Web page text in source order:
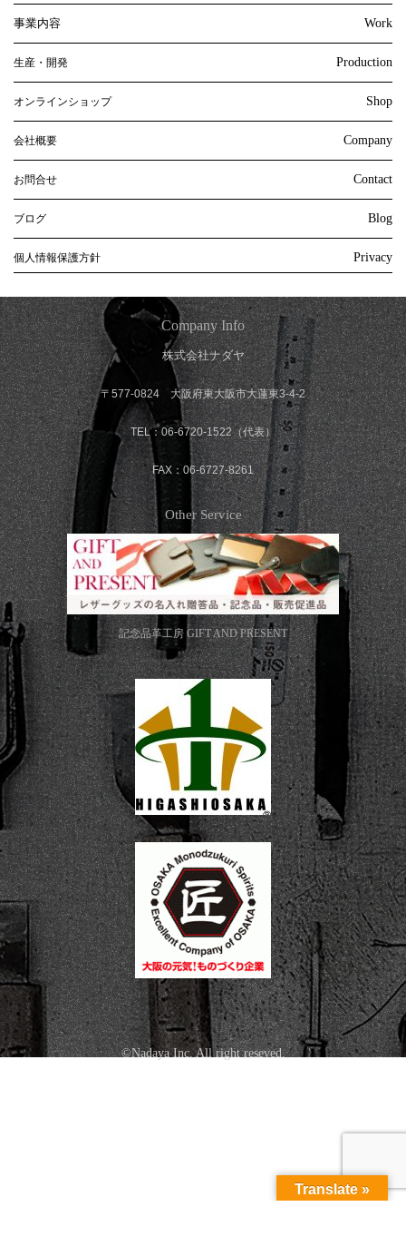
事業内容 Work
生産・開発 Production
オンラインショップ Shop
会社概要 Company
お問合せ Contact
ブログ Blog
個人情報保護方針 Privacy
Company Info
株式会社ナダヤ
〒577-0824 大阪府東大阪市大蓮東3-4-2
TEL：06-6720-1522（代表）
FAX：06-6727-8261
Other Service
記念品革工房 GIFT AND PRESENT
©Nadaya Inc. All right reseved.
Translate »